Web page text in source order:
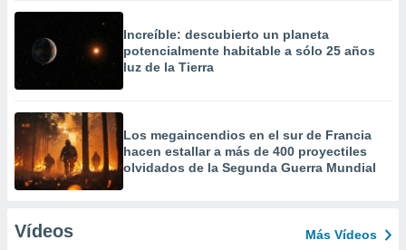
Increíble: descubierto un planeta
potencialmente habitable a sólo 25 años
luz de la Tierra
Los megaincendios en el sur de Francia
hacen estallar a más de 400 proyectiles
olvidados de la Segunda Guerra Mundial
Vídeos Más Vídeos